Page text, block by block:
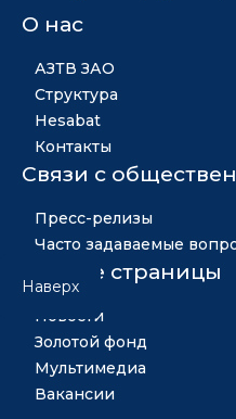
О нас
АЗТВ ЗАО
Структура
Hesabat
Контакты
Связи с
Пресс-релизы
Часто задаваемые
Другие страницы
Новости
Золотой фонд
Мультимедиа
Вакансии
Наверх